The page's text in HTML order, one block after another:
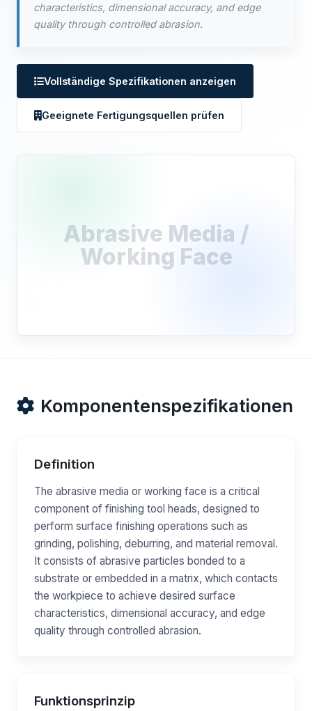
characteristics, dimensional accuracy, and edge
quality through controlled abrasion.
Vollständige Spezifikationen anzeigen
Geeignete Fertigungsquellen prüfen
Abrasive Media /
Working Face
Komponentenspezifikationen
Definition
The abrasive media or working face is a critical
component of finishing tool heads, designed to
perform surface finishing operations such as
grinding, polishing, deburring, and material removal.
It consists of abrasive particles bonded to a
substrate or embedded in a matrix, which contacts
the workpiece to achieve desired surface
characteristics, dimensional accuracy, and edge
quality through controlled abrasion.
Funktionsprinzip